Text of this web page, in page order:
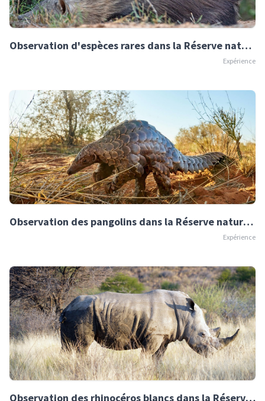
Observation d'espèces rares dans la Réserve naturelle d'Okonjima
Expérience
Observation des pangolins dans la Réserve naturelle d'Okonjima
Expérience
Observation des rhinocéros blancs dans la Réserve naturelle d'Okonjima